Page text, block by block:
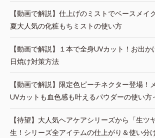
【動画で解説】仕上げのミストでベースメイ
夏大人気の化粧もちミストの使い方
【動画で解説】１本で全身UVカット！お出
日焼け対策方法
【動画で解説】限定色ピーチネクター登場！
UVカットも血色感も叶えるパウダーの使い方
【待望】大人気ヘアケアシリーズから「生ツ
生！シリーズ全アイテムの仕上がり＆使い分